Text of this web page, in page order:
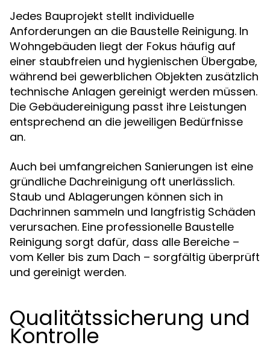
Jedes Bauprojekt stellt individuelle
Anforderungen an die Baustelle Reinigung. In
Wohngebäuden liegt der Fokus häufig auf
einer staubfreien und hygienischen Übergabe,
während bei gewerblichen Objekten zusätzlich
technische Anlagen gereinigt werden müssen.
Die Gebäudereinigung passt ihre Leistungen
entsprechend an die jeweiligen Bedürfnisse
an.
Auch bei umfangreichen Sanierungen ist eine
gründliche Dachreinigung oft unerlässlich.
Staub und Ablagerungen können sich in
Dachrinnen sammeln und langfristig Schäden
verursachen. Eine professionelle Baustelle
Reinigung sorgt dafür, dass alle Bereiche –
vom Keller bis zum Dach – sorgfältig überprüft
und gereinigt werden.
Qualitätssicherung und
Kontrolle